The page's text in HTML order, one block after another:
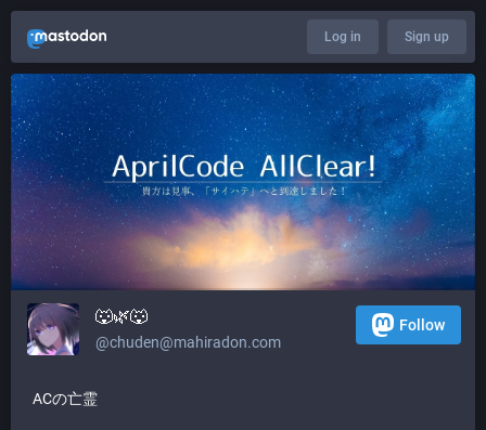
Log in Sign up
🐺🌿🐺
@chuden@mahiradon.com
Follow
ACの亡霊